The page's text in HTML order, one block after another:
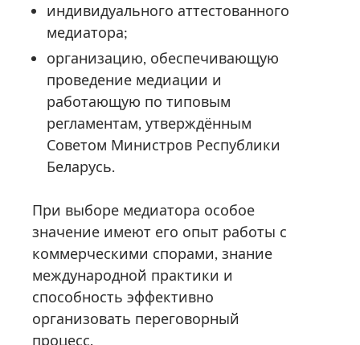
индивидуального аттестованного
медиатора;
организацию, обеспечивающую
проведение медиации и
работающую по типовым
регламентам, утверждённым
Советом Министров Республики
Беларусь.
При выборе медиатора особое
значение имеют его опыт работы с
коммерческими спорами, знание
международной практики и
способность эффективно
организовать переговорный
процесс.